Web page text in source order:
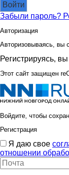
Войти
Забыли пароль?
Авторизация
Авторизовываясь, вы
Регистрируясь,
Этот сайт защищен
Войдите, чтобы
Регистрация
Я даю свое
отношении